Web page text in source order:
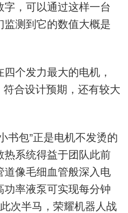
，可以通过这样一台
监测到它的数值大概是
四个发力最大的电机，
合设计预期，还有较大
包”正是电机不发烫的
热系统得益于团队此前
道像毛细血管般深入电
功率液泵可实现每分钟
次半马，荣耀机器人战